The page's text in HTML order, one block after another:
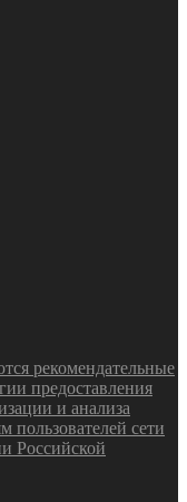
рекомендательные
предоставления
и анализа
пользователей сети
Российской